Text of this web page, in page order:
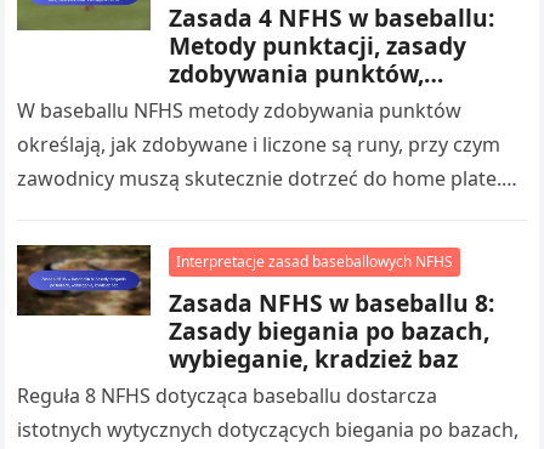
Zasada 4 NFHS w baseballu:
Metody punktacji, zasady
zdobywania punktów,
rozstrzyganie remisu
W baseballu NFHS metody zdobywania punktów
określają, jak zdobywane i liczone są runy, przy czym
zawodnicy muszą skutecznie dotrzeć do home plate.
Interpretacje zasad baseballowych NFHS
Zasada NFHS w baseballu 8:
Zasady biegania po bazach,
wybieganie, kradzież baz
Reguła 8 NFHS dotycząca baseballu dostarcza
istotnych wytycznych dotyczących biegania po bazach,